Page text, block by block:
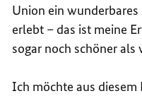
Union ein
erlebt – das ist meine
sogar noch schöner als
Ich möchte aus diesem